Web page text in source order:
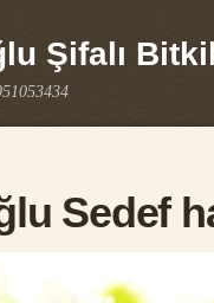
Şifalı
Sedef